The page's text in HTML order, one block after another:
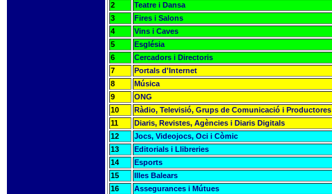
2
Teatre i Dansa
3
Fires i Salons
4
Vins i Caves
5
Església
6
Cercadors i Directoris
7
Portals d'Internet
8
Música
9
ONG
10
Ràdio, Televisió, Grups de Comunicació i Productores
11
Diaris, Revistes, Agències i Diaris Digitals
12
Jocs, Videojocs, Oci i Còmic
13
Editorials i Llibreries
14
Esports
15
Illes Balears
16
Assegurances i Mútues